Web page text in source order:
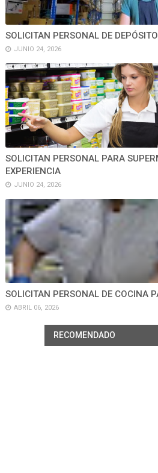
SOLICITAN PERSONAL DE
JUNIO 24, 2026
SOLICITAN PERSONAL PARA
EXPERIENCIA
JUNIO 24, 2026
SOLICITAN PERSONAL DE COCINA
ABRIL 06, 2026
RECOMENDADO